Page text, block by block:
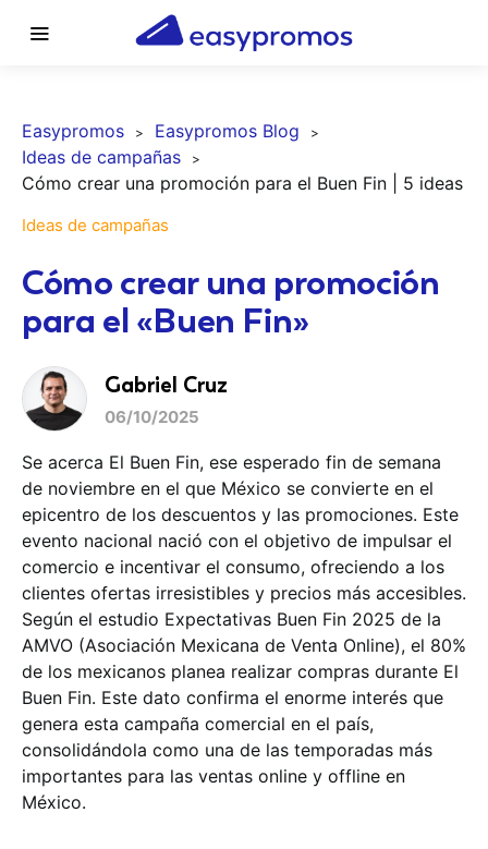
Easypromos
Easypromos Blog
Ideas de campañas
Cómo crear una promoción para el Buen Fin | 5 ideas
Ideas de campañas
Cómo crear una promoción
para el «Buen Fin»
Gabriel Cruz
06/10/2025
Se acerca El Buen Fin, ese esperado fin de semana
de noviembre en el que México se convierte en el
epicentro de los descuentos y las promociones. Este
evento nacional nació con el objetivo de impulsar el
comercio e incentivar el consumo, ofreciendo a los
clientes ofertas irresistibles y precios más accesibles.
Según el estudio Expectativas Buen Fin 2025 de la
AMVO (Asociación Mexicana de Venta Online), el 80%
de los mexicanos planea realizar compras durante El
Buen Fin. Este dato confirma el enorme interés que
genera esta campaña comercial en el país,
consolidándola como una de las temporadas más
importantes para las ventas online y offline en
México.